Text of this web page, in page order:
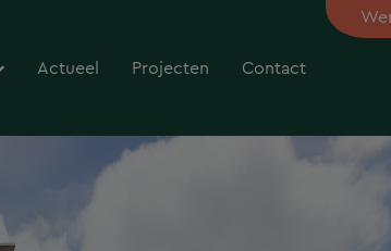
Actueel Projecten Contact